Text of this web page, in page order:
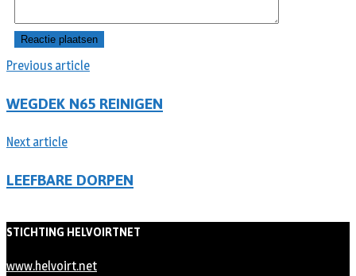
Previous article
WEGDEK N65 REINIGEN
Next article
LEEFBARE DORPEN
STICHTING HELVOIRTNET
www.helvoirt.net